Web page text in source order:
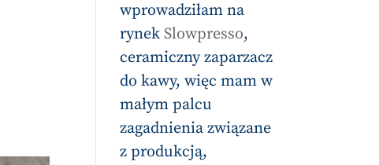
wprowadziłam na
rynekSlowpresso,
ceramiczny zaparzacz
do kawy, więc mam w
małym palcu
zagadnienia związane
z produkcją,